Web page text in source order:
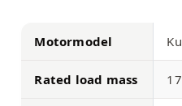
Motormodel
Rated load mass